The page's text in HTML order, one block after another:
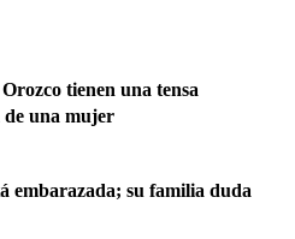
tienen una tensa
de una mujer
embarazada; su familia duda